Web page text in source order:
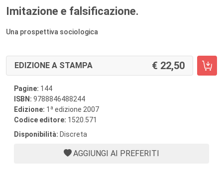
Imitazione e falsificazione.
Una prospettiva sociologica
EDIZIONE A STAMPA 22,50
Pagine: 144
ISBN: 9788846488244
Edizione: 1 a edizione 2007
Codice editore: 1520.571
Disponibilità: Discreta
AGGIUNGI AI PREFERITI